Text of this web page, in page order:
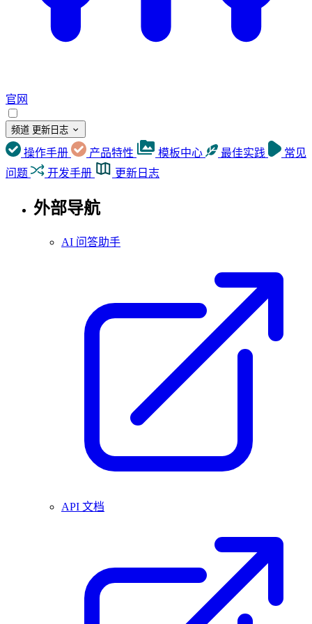
官网
频道 更新日志
操作手册 产品特性 模板中心 最佳实践
常见
问题
开发手册 更新日志
外部导航
AI 问答助手
API 文档